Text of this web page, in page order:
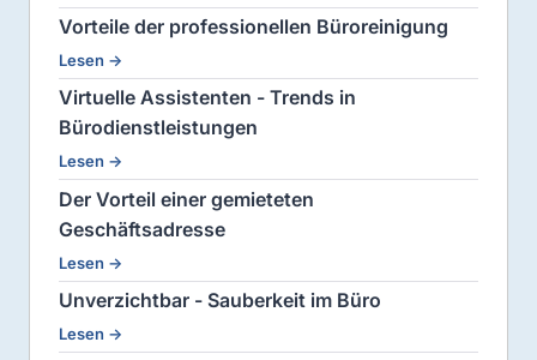
Vorteile der professionellen Büroreinigung
Lesen →
Virtuelle Assistenten - Trends in
Bürodienstleistungen
Lesen →
Der Vorteil einer gemieteten
Geschäftsadresse
Lesen →
Unverzichtbar - Sauberkeit im Büro
Lesen →